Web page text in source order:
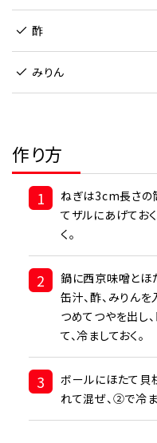
酢
みりん
作り方
1
ねぎは3cm長さの
てザルにあげてお
く。
2
鍋に西京味噌とほ
缶汁、酢、みりん
つめてつやを出し
て、冷ましておく。
3
ボールにほたて貝
れて混ぜ、②で冷